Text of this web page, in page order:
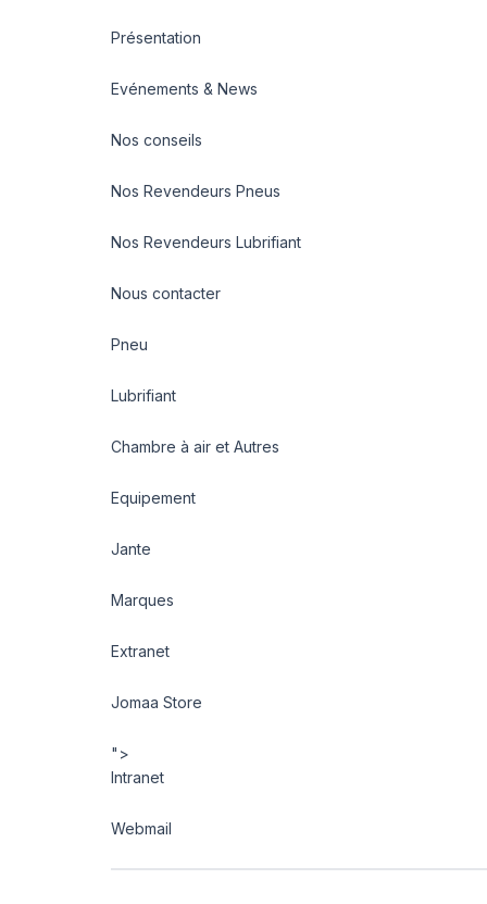
Présentation
Evénements & News
Nos conseils
Nos Revendeurs Pneus
Nos Revendeurs Lubrifiant
Nous contacter
Pneu
Lubrifiant
Chambre à air et Autres
Equipement
Jante
Marques
Extranet
Jomaa Store
">
Intranet
Webmail